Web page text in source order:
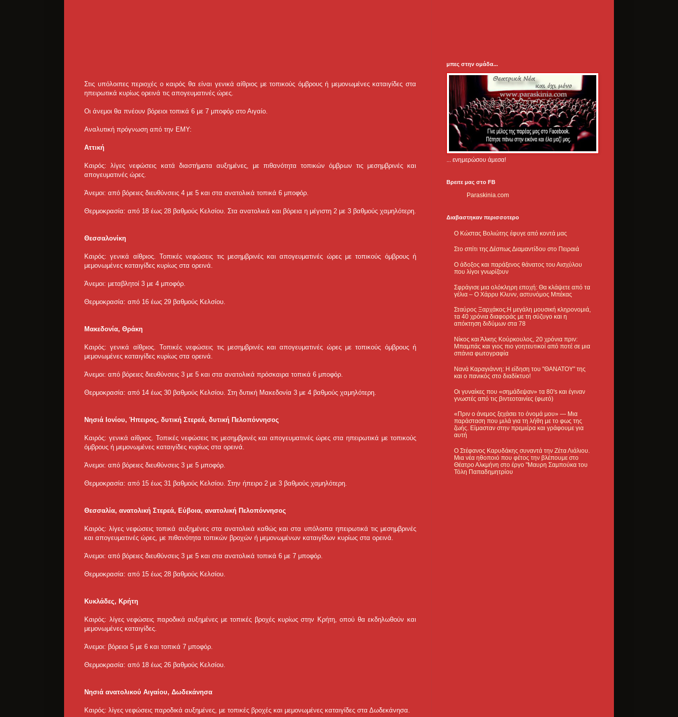
Στις υπόλοιπες περιοχές ο καιρός θα είναι γενικά αίθριος με τοπικούς όμβρους ή μεμονωμένες καταιγίδες στα
ηπειρωτικά κυρίως ορεινά τις απογευματινές ώρες.
Οι άνεμοι θα πνέουν βόρειοι τοπικά 6 με 7 μποφόρ στο Αιγαίο.
Αναλυτική πρόγνωση από την ΕΜΥ:
Αττική
Καιρός: λίγες νεφώσεις κατά διαστήματα αυξημένες, με πιθανότητα τοπικών όμβρων τις μεσημβρινές και
απογευματινές ώρες.
Άνεμοι: από βόρειες διευθύνσεις 4 με 5 και στα ανατολικά τοπικά 6 μποφόρ.
Θερμοκρασία: από 18 έως 28 βαθμούς Κελσίου. Στα ανατολικά και βόρεια η μέγιστη 2 με 3 βαθμούς χαμηλότερη.
Θεσσαλονίκη
Καιρός: γενικά αίθριος. Τοπικές νεφώσεις τις μεσημβρινές και απογευματινές ώρες με τοπικούς όμβρους ή
μεμονωμένες καταιγίδες κυρίως στα ορεινά.
Άνεμοι: μεταβλητοί 3 με 4 μποφόρ.
Θερμοκρασία: από 16 έως 29 βαθμούς Κελσίου.
Μακεδονία, Θράκη
Καιρός: γενικά αίθριος. Τοπικές νεφώσεις τις μεσημβρινές και απογευματινές ώρες με τοπικούς όμβρους ή
μεμονωμένες καταιγίδες κυρίως στα ορεινά.
Άνεμοι: από βόρειες διευθύνσεις 3 με 5 και στα ανατολικά πρόσκαιρα τοπικά 6 μποφόρ.
Θερμοκρασία: από 14 έως 30 βαθμούς Κελσίου. Στη δυτική Μακεδονία 3 με 4 βαθμούς χαμηλότερη.
Νησιά Ιονίου, Ήπειρος, δυτική Στερεά, δυτική Πελοπόννησος
Καιρός: γενικά αίθριος. Τοπικές νεφώσεις τις μεσημβρινές και απογευματινές ώρες στα ηπειρωτικά με τοπικούς
όμβρους ή μεμονωμένες καταιγίδες κυρίως στα ορεινά.
Άνεμοι: από βόρειες διευθύνσεις 3 με 5 μποφόρ.
Θερμοκρασία: από 15 έως 31 βαθμούς Κελσίου. Στην ήπειρο 2 με 3 βαθμούς χαμηλότερη.
Θεσσαλία, ανατολική Στερεά, Εύβοια, ανατολική Πελοπόννησος
Καιρός: λίγες νεφώσεις τοπικά αυξημένες στα ανατολικά καθώς και στα υπόλοιπα ηπειρωτικά τις μεσημβρινές
και απογευματινές ώρες, με πιθανότητα τοπικών βροχών ή μεμονωμένων καταιγίδων κυρίως στα ορεινά.
Άνεμοι: από βόρειες διευθύνσεις 3 με 5 και στα ανατολικά τοπικά 6 με 7 μποφόρ.
Θερμοκρασία: από 15 έως 28 βαθμούς Κελσίου.
Κυκλάδες, Κρήτη
Καιρός: λίγες νεφώσεις παροδικά αυξημένες με τοπικές βροχές κυρίως στην Κρήτη, οπού θα εκδηλωθούν και
μεμονωμένες καταιγίδες.
Άνεμοι: βόρειοι 5 με 6 και τοπικά 7 μποφόρ.
Θερμοκρασία: από 18 έως 26 βαθμούς Κελσίου.
Νησιά ανατολικού Αιγαίου, Δωδεκάνησα
Καιρός: λίγες νεφώσεις παροδικά αυξημένες, με τοπικές βροχές και μεμονωμένες καταιγίδες στα Δωδεκάνησα.
μπες στην ομάδα...
... ενημερώσου άμεσα!
Βρειτε μας στο FB
Paraskinia.com
Διαβαστηκαν περισσοτερο
Ο Κώστας Βολιώτης έφυγε από κοντά μας
Στο σπίτι της Δέσπως Διαμαντίδου στο Πειραιά
Ο άδοξος και παράξενος θάνατος του Αισχύλου
που λίγοι γνωρίζουν
Σφράγισε μια ολόκληρη εποχή: Θα κλάψετε από τα
γέλια – Ο Χάρρυ Κλυνν, αστυνόμος Μπέκας
Σταύρος Ξαρχάκος:Η μεγάλη μουσική κληρονομιά,
τα 40 χρόνια διαφοράς με τη σύζυγο και η
απόκτηση διδύμων στα 78
Νίκος και Άλκης Κούρκουλος, 20 χρόνια πριν:
Μπαμπάς και γιος πιο γοητευτικοί από ποτέ σε μια
σπάνια φωτογραφία
Νανά Καραγιάννη: Η είδηση του "ΘΑΝΑΤΟΥ" της
και ο πανικός στο διαδίκτυο!
Οι γυναίκες που «σημάδεψαν» τα 80's και έγιναν
γνωστές από τις βιντεοταινίες (φωτό)
«Πριν ο άνεμος ξεχάσει το όνομά μου» — Μια
παράσταση που μιλά για τη λήθη με το φως της
ζωής. Είμασταν στην πρεμιέρα και γράφουμε για
αυτή
Ο Στέφανος Καρυδάκης συναντά την Ζέτα Λιάλιου.
Μια νέα ηθοποιό που φέτος την βλέπουμε στο
Θέατρο Αλκμήνη στο έργο "Μαυρη Σαμπούκα του
Τόλη Παπαδημητρίου